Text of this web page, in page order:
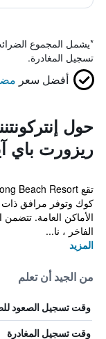
*يشمل المجموع
تسجيل المغادرة.
أفضل سعر
حول
ريزورت باي
الأماكن العامة. تتضمن
الفاخر ، نا...
المزيد
من الجيد أن تعلم
وقت تسجيل الصعود
وقت تسجيل المغادرة